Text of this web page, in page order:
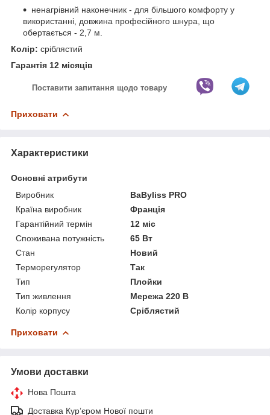
ненагрівний наконечник - для більшого комфорту у
використанні, довжина професійного шнура, що
обертається - 2,7 м.
Колір: сріблястий
Гарантія 12 місяців
Поставити запитання щодо товару
Приховати
Характеристики
Основні атрибути
Виробник
BaByliss PRO
Країна виробник
Франція
Гарантійний термін
12 міс
Споживана потужність
65 Вт
Стан
Новий
Терморегулятор
Так
Тип
Плойки
Тип живлення
Мережа 220 В
Колір корпусу
Сріблястий
Приховати
Умови доставки
Нова Пошта
Доставка Курʼєром Нової пошти